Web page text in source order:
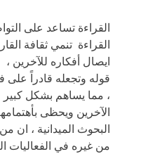
القراءة تساعد على
القراءة تنمي ثقافة
ايصال أفكاره للآخرين ،
قوله وتجعله قادراً
، مما يساهم بشكل كبير
الآخرين ويحظى
البحوث الميدانية ، ان
من غيره في الفعاليات